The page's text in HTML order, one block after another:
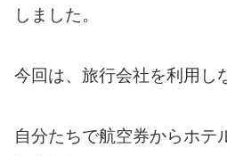
しました。
今回は、旅行会社を利用し
自分たちで航空券からホテ